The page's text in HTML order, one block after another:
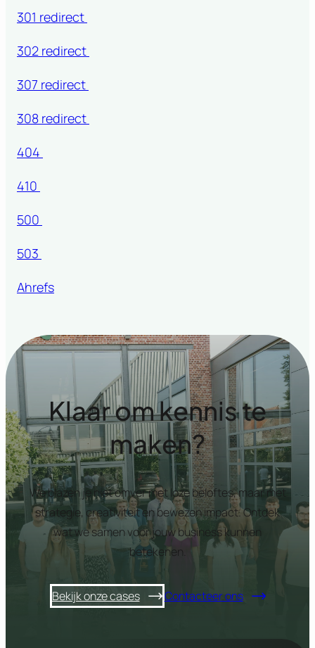
301 redirect
302 redirect
307 redirect
308 redirect
404
410
500
503
Ahrefs
Klaar om kennis te
maken?
We blazen je niet omver met loze beloftes, maar met
strategie, creativiteit en bewezen impact. Ontdek
wat we samen voor jouw business kunnen
betekenen.
Bekijk onze cases Contacteer ons